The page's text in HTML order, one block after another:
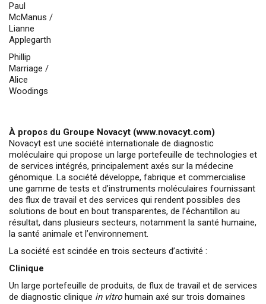
Paul
McManus /
Lianne
Applegarth
Phillip
Marriage /
Alice
Woodings
À propos du Groupe Novacyt (www.novacyt.com)
Novacyt est une société internationale de diagnostic
moléculaire qui propose un large portefeuille de technologies et
de services intégrés, principalement axés sur la médecine
génomique. La société développe, fabrique et commercialise
une gamme de tests et d’instruments moléculaires fournissant
des flux de travail et des services qui rendent possibles des
solutions de bout en bout transparentes, de l’échantillon au
résultat, dans plusieurs secteurs, notamment la santé humaine,
la santé animale et l’environnement.
La société est scindée en trois secteurs d’activité :
Clinique
Un large portefeuille de produits, de flux de travail et de services
de diagnostic clinique in vitro humain axé sur trois domaines